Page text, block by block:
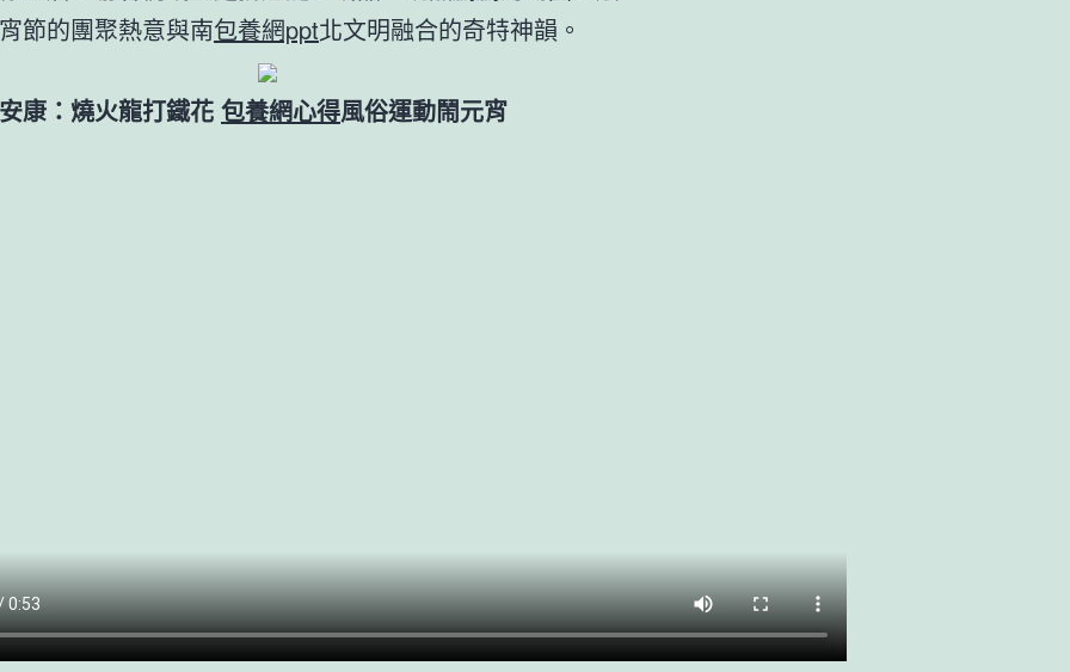
節的團聚熱意與南包養網ppt北文明融合的奇特神韻。
康：燒火龍打鐵花 包養網心得風俗運動鬧元宵